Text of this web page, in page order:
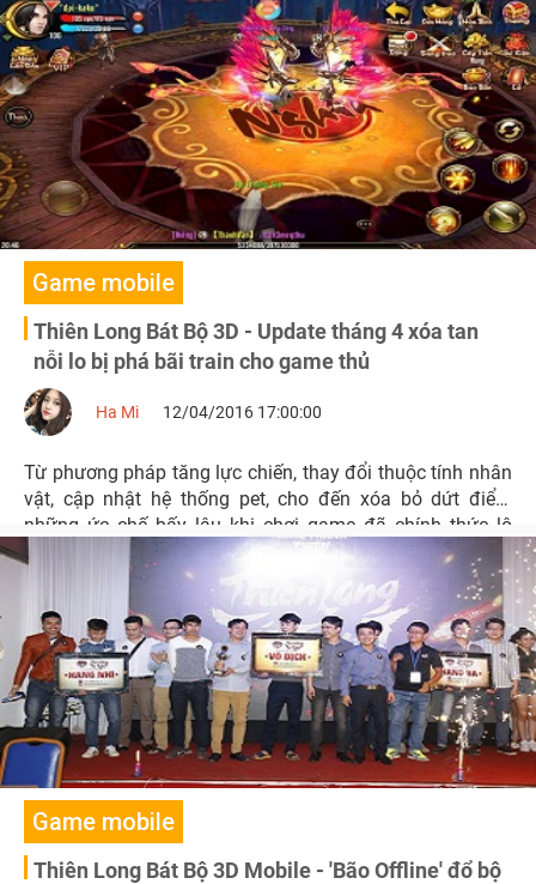
chuỗi offline Thiên Long Tứ Tuyệt của Thiên Long Bát Bộ
3D Mobile.
Game mobile
Thiên Long Bát Bộ 3D - Update tháng 4 xóa tan
nỗi lo bị phá bãi train cho game thủ
Ha Mi 12/04/2016 17:00:00
Từ phương pháp tăng lực chiến, thay đổi thuộc tính nhân
vật, cập nhật hệ thống pet, cho đến xóa bỏ dứt điểm
những ức chế bấy lâu khi chơi game đã chính thức lộ
diện trong bản cập nhật tháng 4 của Thiên Long Bát Bộ
Game mobile
Thiên Long Bát Bộ 3D Mobile - 'Bão Offline' đổ bộ